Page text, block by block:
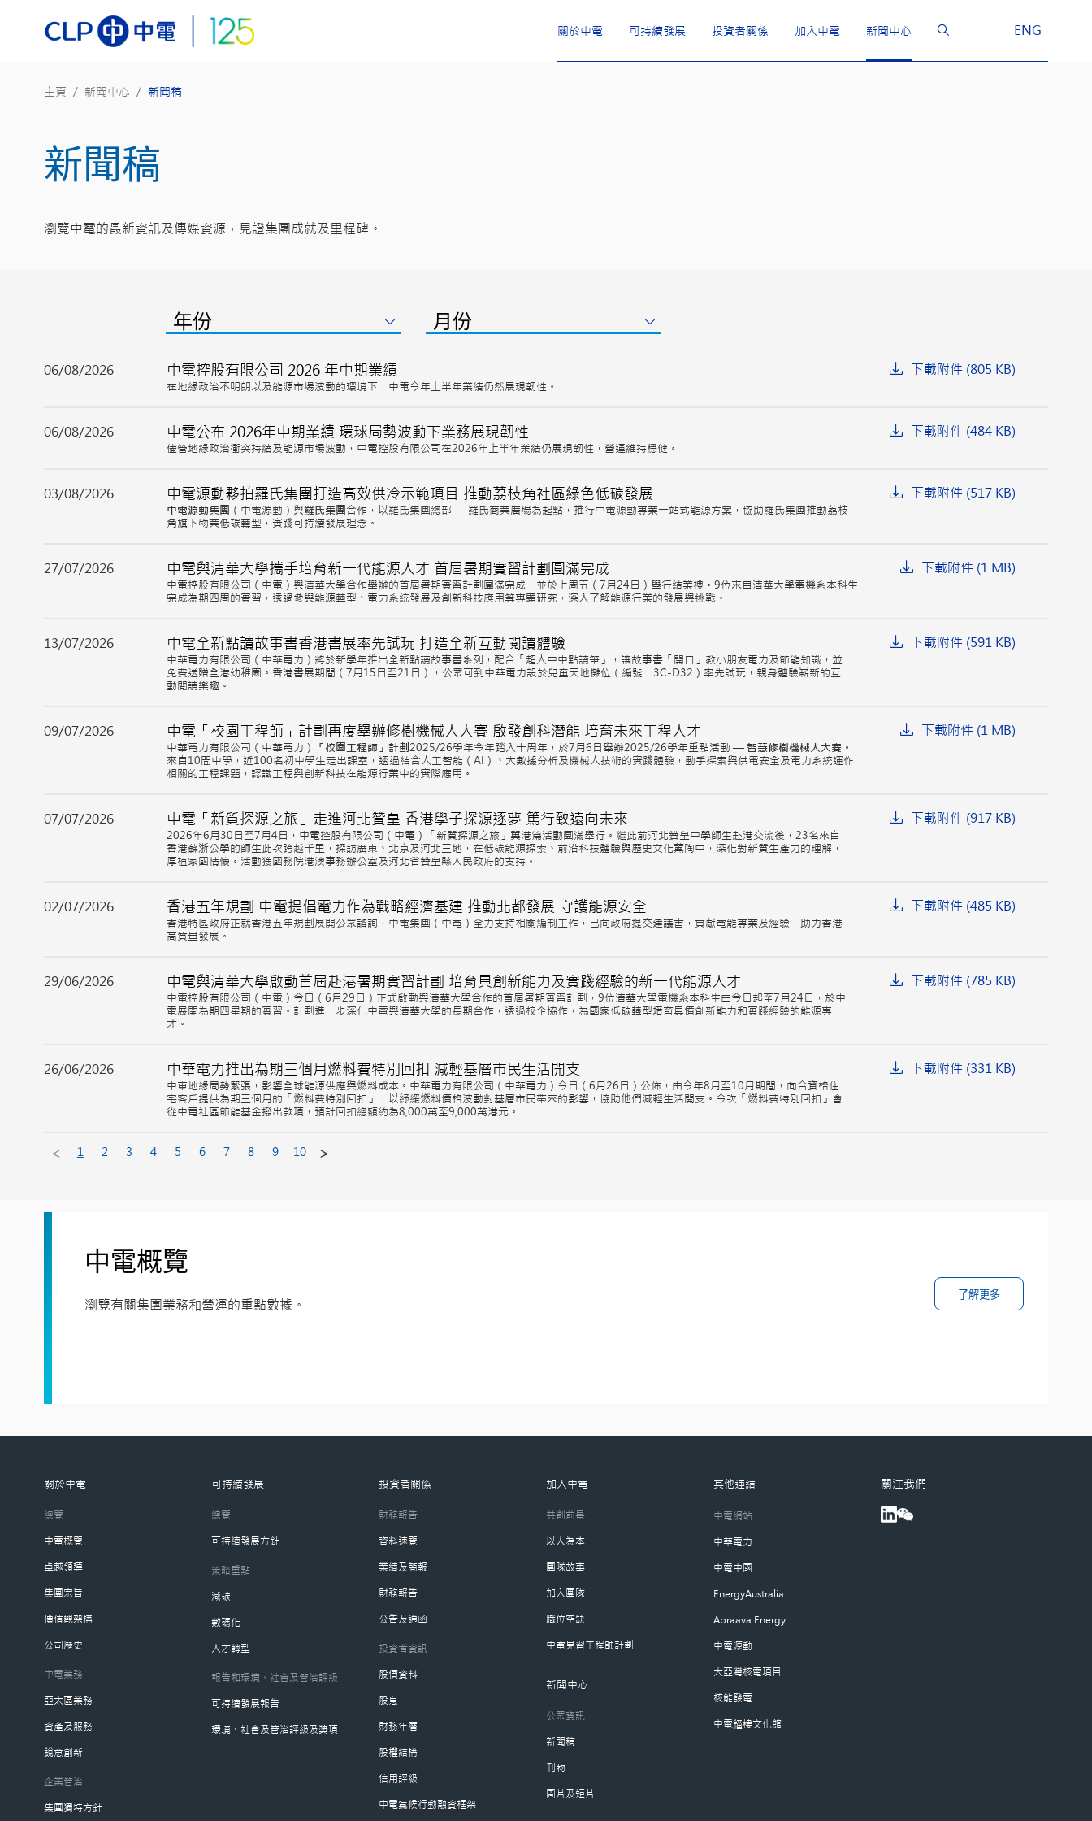
關於中電 可持續發展 投資者關係 加入中電 新聞中心 ENG
主頁 / 新聞中心 / 新聞稿
新聞稿
瀏覽中電的最新資訊及傳媒資源，見證集團成就及里程碑。
06/08/2026 中電控股有限公司 2026 年中期業績
在地緣政治不明朗以及能源市場波動的環境下，中電今年上半年業績仍然展現韌性。
下載附件 (805 KB)
06/08/2026 中電公布 2026年中期業績 環球局勢波動下業務展現韌性
儘管地緣政治衝突持續及能源市場波動，中電控股有限公司在2026年上半年業績仍展現韌性，營運維持穩健。
下載附件 (484 KB)
03/08/2026 中電源動夥拍羅氏集團打造高效供冷示範項目 推動荔枝角社區綠色低碳發展
中電源動集團 （中電源動）與羅氏集團合作，以羅氏集團總部 — 羅氏商業廣場為起點，推行中電源動專業一站式能源方案，協助羅氏集團推動荔枝
角旗下物業低碳轉型，實踐可持續發展理念。
下載附件 (517 KB)
27/07/2026 中電與清華大學攜手培育新一代能源人才 首屆暑期實習計劃圓滿完成
中電控股有限公司（中電）與清華大學合作舉辦的首屆暑期實習計劃圓滿完成，並於上周五（7月24日）舉行結業禮。9位來自清華大學電機系本科生
完成為期四周的實習，透過參與能源轉型、電力系統發展及創新科技應用等專題研究，深入了解能源行業的發展與挑戰。
下載附件 (1 MB)
13/07/2026 中電全新點讀故事書香港書展率先試玩 打造全新互動閱讀體驗
中華電力有限公司（中華電力）將於新學年推出全新點讀故事書系列，配合「超人中中點讀筆」，讓故事書「開口」教小朋友電力及節能知識，並
免費送贈全港幼稚園。香港書展期間（7月15日至21日），公眾可到中華電力設於兒童天地攤位（編號：3C-D32）率先試玩，親身體驗嶄新的互
動閱讀樂趣。
下載附件 (591 KB)
09/07/2026 中電「校園工程師」計劃再度舉辦修樹機械人大賽 啟發創科潛能 培育未來工程人才
中華電力有限公司（中華電力） 「校園工程師」計劃2025/26學年今年踏入十周年，於7月6日舉辦2025/26學年重點活動 — 智慧修樹機械人大賽。
來自10間中學，近100名初中學生走出課室，透過結合人工智能（AI）、大數據分析及機械人技術的實踐體驗，動手探索與供電安全及電力系統運作
相關的工程課題，認識工程與創新科技在能源行業中的實際應用。
下載附件 (1 MB)
07/07/2026 中電「新質探源之旅」走進河北贊皇 香港學子探源逐夢 篤行致遠向未來
2026年6月30日至7月4日，中電控股有限公司（中電）「新質探源之旅」冀港篇活動圓滿舉行。繼此前河北贊皇中學師生赴港交流後，23名來自
香港蘇浙公學的師生此次跨越千里，探訪廣東、北京及河北三地，在低碳能源探索、前沿科技體驗與歷史文化薰陶中，深化對新質生產力的理解，
厚植家國情懷。活動獲國務院港澳事務辦公室及河北省贊皇縣人民政府的支持。
下載附件 (917 KB)
02/07/2026 香港五年規劃 中電提倡電力作為戰略經濟基建 推動北都發展 守護能源安全
香港特區政府正就香港五年規劃展開公眾諮詢，中電集團（中電）全力支持相關編制工作，已向政府提交建議書，貢獻電能專業及經驗，助力香港
高質量發展。
下載附件 (485 KB)
29/06/2026 中電與清華大學啟動首屆赴港暑期實習計劃 培育具創新能力及實踐經驗的新一代能源人才
中電控股有限公司（中電）今日（6月29日）正式啟動與清華大學合作的首屆暑期實習計劃，9位清華大學電機系本科生由今日起至7月24日，於中
電展開為期四星期的實習。計劃進一步深化中電與清華大學的長期合作，透過校企協作，為國家低碳轉型培育具備創新能力和實踐經驗的能源專
才。
下載附件 (785 KB)
26/06/2026 中華電力推出為期三個月燃料費特別回扣 減輕基層市民生活開支
中東地緣局勢緊張，影響全球能源供應與燃料成本。中華電力有限公司（中華電力）今日（6月26日）公佈，由今年8月至10月期間，向合資格住
宅客戶提供為期三個月的「燃料費特別回扣」，以紓緩燃料價格波動對基層市民帶來的影響，協助他們減輕生活開支。今次「燃料費特別回扣」會
從中電社區節能基金撥出款項，預計回扣總額約為8,000萬至9,000萬港元。
下載附件 (331 KB)
< 1 2 3 4 5 6 7 8 9 10 >
中電概覽
瀏覽有關集團業務和營運的重點數據。
了解更多
關於中電
總覽
中電概覽
卓越領導
集團宗旨
價值觀架構
公司歷史
中電業務
亞太區業務
資產及服務
銳意創新
企業管治
集團獨特方針
可持續發展
總覽
可持續發展方針
策略重點
減碳
數碼化
人才轉型
報告和環境、社會及管治評級
可持續發展報告
環境、社會及管治評級及獎項
投資者關係
財務報告
資料速覽
業績及簡報
財務報告
公告及通函
投資者資訊
股價資料
股息
財務年曆
股權結構
信用評級
中電氣候行動融資框架
加入中電
共創前景
以人為本
團隊故事
加入團隊
職位空缺
中電見習工程師計劃
新聞中心
公眾資訊
新聞稿
刊物
圖片及短片
其他連結
中電網站
中華電力
中電中國
EnergyAustralia
Apraava Energy
中電源動
大亞灣核電項目
核能發電
中電鐘樓文化館
關注我們